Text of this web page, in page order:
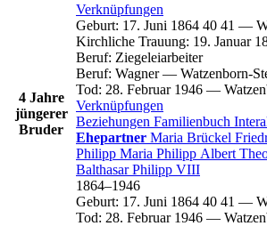
4 Jahre
jüngerer
Bruder
Verknüpfungen
Geburt: 17. Juni 1864 40 41 —
Kirchliche Trauung: 19. Januar
Beruf: Ziegeleiarbeiter
Beruf: Wagner— Watzenborn-
Tod: 28. Februar 1946 —
Verknüpfungen
Beziehungen Familienbuch
Ehepartner Maria Brückel
Philipp Maria Philipp Albert
BalthasarPhilipp VIII
1864–1946
Geburt: 17. Juni 1864 40 41 —
Tod: 28. Februar 1946 —